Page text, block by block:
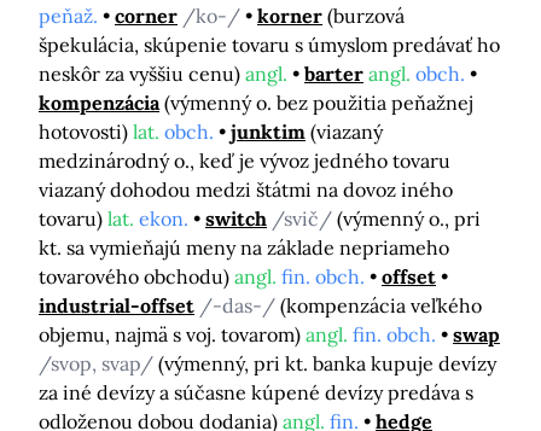
peňaž.
corner /ko-/ korner (burzová
špekulácia, skúpenie tovaru s úmyslom predávať ho
neskôr za vyššiu cenu) angl. barter angl. obch.
kompenzácia (výmenný o. bez použitia peňažnej
hotovosti) lat. obch. junktim (viazaný
medzinárodný o., keď je vývoz jedného tovaru
viazaný dohodou medzi štátmi na dovoz iného
tovaru) lat. ekon. switch /svič/ (výmenný o., pri
kt. sa vymieňajú meny na základe nepriameho
tovarového obchodu) angl. fin. obch.
offset
industrial-offset /-das-/ (kompenzácia veľkého
objemu, najmä s voj. tovarom) angl. fin. obch.
swap
/svop, svap/ (výmenný, pri kt. banka kupuje devízy
za iné devízy a súčasne kúpené devízy predáva s
odloženou dobou dodania) angl. fin. hedge